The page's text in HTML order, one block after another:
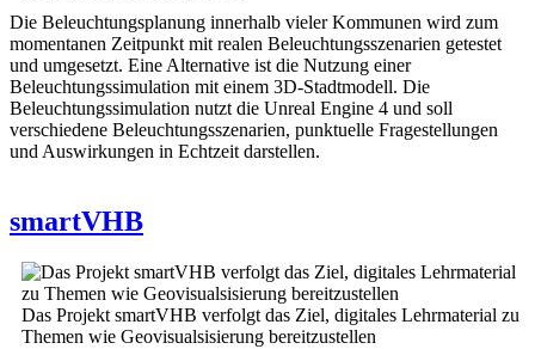
Die Beleuchtungsplanung innerhalb vieler Kommunen wird zum
momentanen Zeitpunkt mit realen Beleuchtungsszenarien getestet
und umgesetzt. Eine Alternative ist die Nutzung einer
Beleuchtungssimulation mit einem 3D-Stadtmodell. Die
Beleuchtungssimulation nutzt die Unreal Engine 4 und soll
verschiedene Beleuchtungsszenarien, punktuelle Fragestellungen
und Auswirkungen in Echtzeit darstellen.
smartVHB
Das Projekt smartVHB verfolgt das Ziel, digitales Lehrmaterial zu
Themen wie Geovisualsisierung bereitzustellen